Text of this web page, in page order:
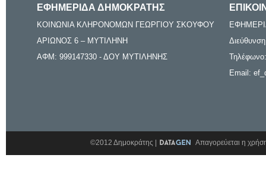
ΕΦΗΜΕΡΙΔΑ ΔΗΜΟΚΡΑΤΗΣ
ΚΟΙΝΩΝΙΑ ΚΛΗΡΟΝΟΜΩΝ ΓΕΩΡΓΙΟΥ ΣΚΟΥΦΟΥ
ΑΡΙΩΝΟΣ 6 – ΜΥΤΙΛΗΝΗ
ΑΦΜ: 999147330 - ΔΟΥ ΜΥΤΙΛΗΝΗΣ
Email:
©2012 Δημοκράτης | Απαγορεύεται η